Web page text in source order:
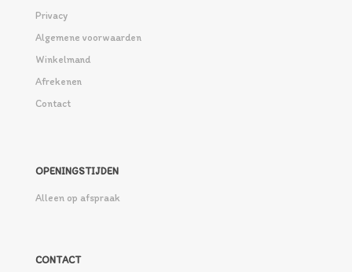
Privacy
Algemene voorwaarden
Winkelmand
Afrekenen
Contact
OPENINGSTIJDEN
Alleen op afspraak
CONTACT